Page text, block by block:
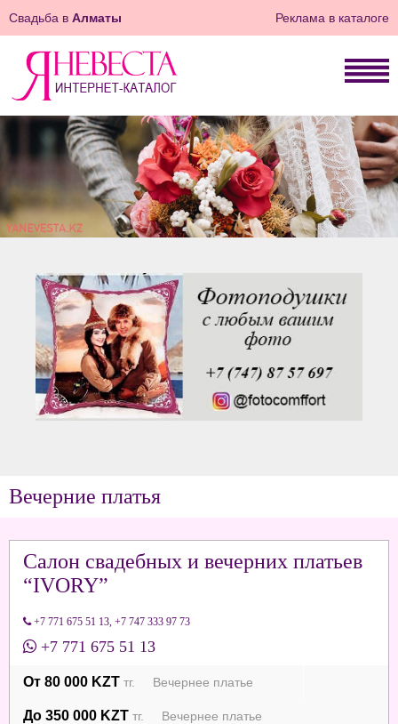
Свадьба в Алматы Реклама в каталоге
Вечерние платья
Салон свадебных и вечерних платьев
“IVORY”
+7 771 675 51 13 +7 747 333 97 73
+7 771 675 51 13
От 80 000 KZT тг. Вечернее платье
До 350 000 KZT тг. Вечернее платье